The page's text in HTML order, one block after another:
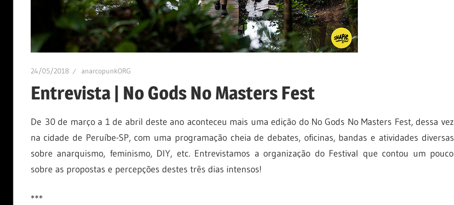
24/05/2018 anarcopunkORG
Entrevista | No Gods No Masters Fest
De 30 de março a 1 de abril deste ano aconteceu mais uma edição do No Gods No Masters Fest, dessa vez
na cidade de Peruíbe-SP, com uma programação cheia de debates, oficinas, bandas e atividades diversas
sobre anarquismo, feminismo, DIY, etc. Entrevistamos a organização do Festival que contou um pouco
sobre as propostas e percepções destes três dias intensos!
***